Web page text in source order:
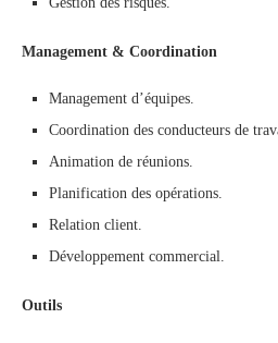
Management & Coordination
Management d’équipes.
Coordination des conducteurs de
Animation de réunions.
Planification des opérations.
Relation client.
Développement commercial.
Outils